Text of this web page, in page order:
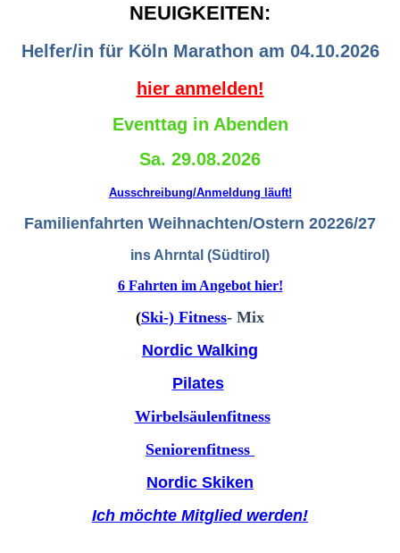
NEUIGKEITEN:
Helfer/in für Köln Marathon am 04.10.2026
hier anmelden!
Eventtag in Abenden
Sa. 29.08.2026
Ausschreibung/Anmeldung läuft!
Familienfahrten Weihnachten/Ostern 20226/27
ins Ahrntal (Südtirol)
6 Fahrten im Angebot hier!
(Ski-) Fitness- Mix
Nordic Walking
Pilates
Wirbelsäulenfitness
Seniorenfitness
Nordic Skiken
Ich möchte Mitglied werden!